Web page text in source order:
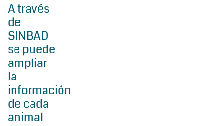
A través
de
SINBAD
se puede
ampliar
la
información
de cada
animal